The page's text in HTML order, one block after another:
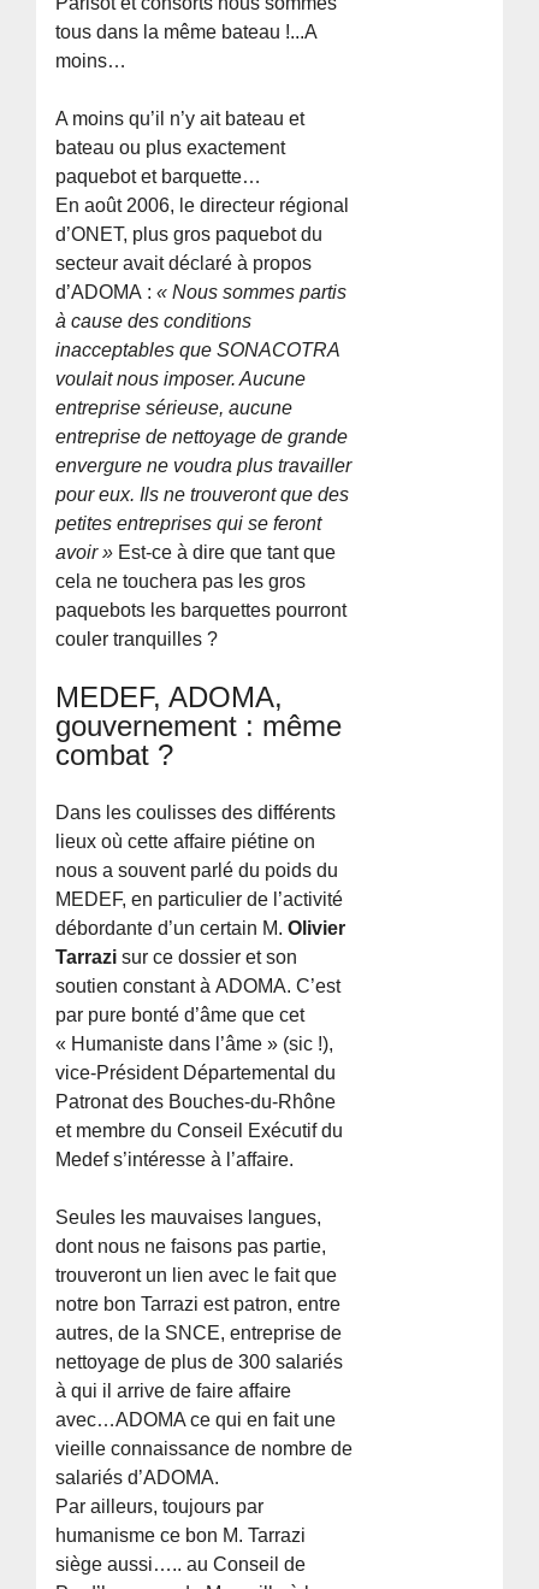
tous dans la même bateau !...A
moins…
A moins qu’il n’y ait bateau et
bateau ou plus exactement
paquebot et barquette…
En août 2006, le directeur régional
d’ONET, plus gros paquebot du
secteur avait déclaré à propos
d’ADOMA :« Nous sommes partis
à cause des conditions
inacceptables que SONACOTRA
voulait nous imposer. Aucune
entreprise sérieuse, aucune
entreprise de nettoyage de grande
envergure ne voudra plus travailler
pour eux. Ils ne trouveront que des
petites entreprises qui se feront
avoir » Est-ce à dire que tant que
cela ne touchera pas les gros
paquebots les barquettes pourront
couler tranquilles ?
MEDEF, ADOMA,
gouvernement : même
combat ?
Dans les coulisses des différents
lieux où cette affaire piétine on
nous a souvent parlé du poids du
MEDEF, en particulier de l’activité
débordante d’un certain M.Olivier
Tarrazi sur ce dossier et son
soutien constant à ADOMA. C’est
par pure bonté d’âme que cet
« Humaniste dans l’âme » (sic !),
vice-Président Départemental du
Patronat des Bouches-du-Rhône
et membre du Conseil Exécutif du
Medef s’intéresse à l’affaire.
Seules les mauvaises langues,
dont nous ne faisons pas partie,
trouveront un lien avec le fait que
notre bon Tarrazi est patron, entre
autres, de la SNCE, entreprise de
nettoyage de plus de 300 salariés
à qui il arrive de faire affaire
avec…ADOMA ce qui en fait une
vieille connaissance de nombre de
salariés d’ADOMA.
Par ailleurs, toujours par
humanisme ce bon M. Tarrazi
siège aussi….. au Conseil de